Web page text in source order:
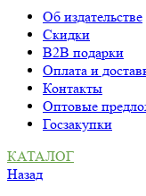
Об издательстве
Скидки
B2B подарки
Оплата и
Контакты
Оптовые
Госзакупки
КАТАЛОГ
Назад